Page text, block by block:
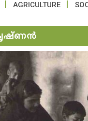
AGRICULTURE
കൃഷ്ണൻ